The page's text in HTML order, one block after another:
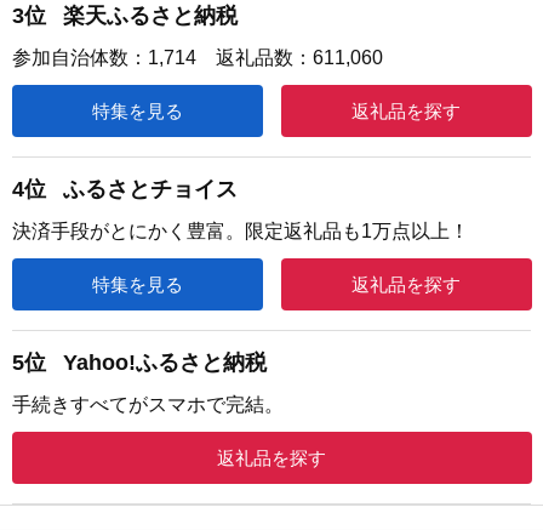
3位 楽天ふるさと納税
参加自治体数：1,714 返礼品数：611,060
特集を見る 返礼品を探す
4位 ふるさとチョイス
決済手段がとにかく豊富。限定返礼品も1万点以上！
特集を見る 返礼品を探す
5位 Yahoo!ふるさと納税
手続きすべてがスマホで完結。
返礼品を探す